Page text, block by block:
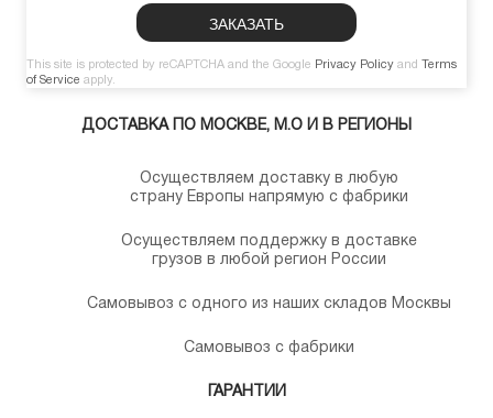
This site is protected by reCAPTCHA and the Google Privacy Policy and
Terms
of Service apply.
ДОСТАВКА ПО МОСКВЕ, М.О И В РЕГИОНЫ
Осуществляем доставку в любую
страну Европы напрямую с фабрики
Осуществляем поддержку в доставке
грузов в любой регион России
Самовывоз с одного из наших складов Москвы
Самовывоз с фабрики
ГАРАНТИИ